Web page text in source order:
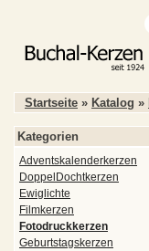
Startseite » Katalog »
Kategorien
Adventskalenderkerzen
DoppelDochtkerzen
Ewiglichte
Filmkerzen
Fotodruckkerzen
Geburtstagskerzen